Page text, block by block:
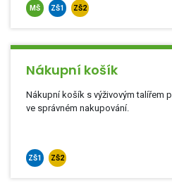
MŠ ZŠ1 ZŠ2
Nákupní košík
Nákupní košík s výživovým talířem
ve správném nakupování.
ZŠ1 ZŠ2